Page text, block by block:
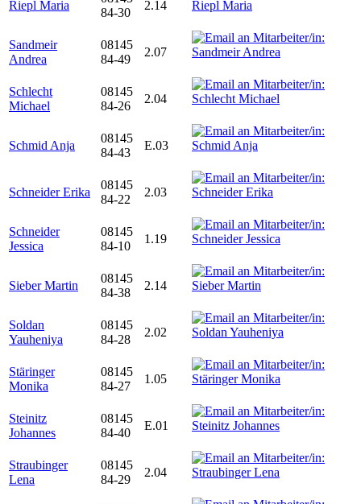
Riepl Maria
84-30
2.14
Sandmeir
Andrea
08145
84-49
2.07
Schlecht
Michael
08145
84-26
2.04
Schmid Anja
08145
84-43
E.03
Schneider Erika
08145
84-22
2.03
Schneider
Jessica
08145
84-10
1.19
Sieber Martin
08145
84-38
2.14
Soldan
Yauheniya
08145
84-28
2.02
Stäringer
Monika
08145
84-27
1.05
Steinitz
Johannes
08145
84-40
E.01
Straubinger
Lena
08145
84-29
2.04